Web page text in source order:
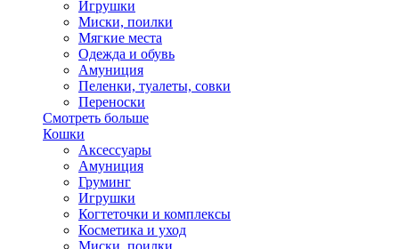
Игрушки
Миски, поилки
Мягкие места
Одежда и обувь
Амуниция
Пеленки, туалеты, совки
Переноски
Смотреть больше
Кошки
Аксессуары
Амуниция
Груминг
Игрушки
Когтеточки и комплексы
Косметика и уход
Миски, поилки